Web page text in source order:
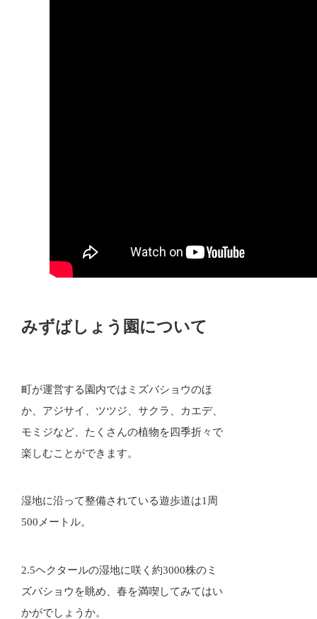
みずばしょう園について
町が運営する園内ではミズバショウのほ
か、アジサイ、ツツジ、サクラ、カエデ、
モミジなど、たくさんの植物を四季折々で
楽しむことができます。
湿地に沿って整備されている遊歩道は1周
500メートル。
2.5ヘクタールの湿地に咲く約3000株のミ
ズバショウを眺め、春を満喫してみてはい
かがでしょうか。